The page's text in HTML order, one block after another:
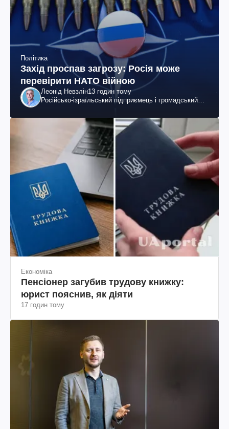
Політика
Захід проспав загрозу: Росія може
перевірити НАТО війною
Леонід Невзлін13 годин тому
Російсько-ізраїльський підприємець і громадський
Економіка
Пенсіонер загубив трудову книжку:
юрист пояснив, як діяти
17 годин тому